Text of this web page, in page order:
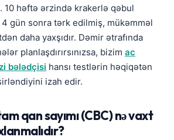
10 həftə ərzində krakerlə qəbul
gün sonra tərk edilmiş, mükəmməl
daha yaxşıdır. Dəmir ətrafında
planlaşdırırsınızsa, bizim ac
bələdçisi hansı testlərin həqiqətən
izah edir.
qan sayımı (CBC) nə vaxt